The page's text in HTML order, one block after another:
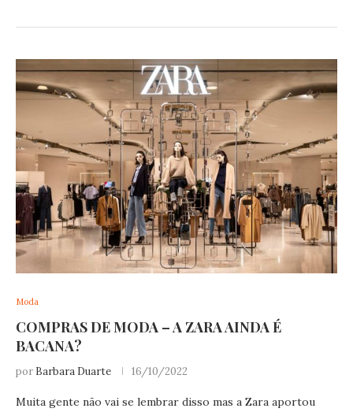
Moda
COMPRAS DE MODA – A ZARA AINDA É
BACANA?
por Barbara Duarte 16/10/2022
Muita gente não vai se lembrar disso mas a Zara aportou